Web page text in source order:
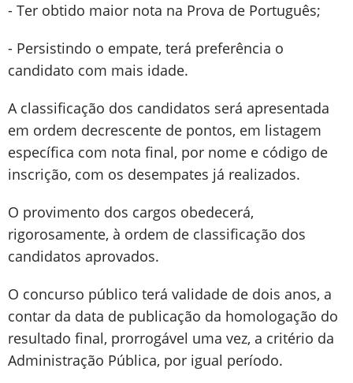
- Ter obtido maior nota na Prova de Português;
- Persistindo o empate, terá preferência o
candidato com mais idade.
A classificação dos candidatos será apresentada
em ordem decrescente de pontos, em listagem
específica com nota final, por nome e código de
inscrição, com os desempates já realizados.
O provimento dos cargos obedecerá,
rigorosamente, à ordem de classificação dos
candidatos aprovados.
O concurso público terá validade de dois anos, a
contar da data de publicação da homologação do
resultado final, prorrogável uma vez, a critério da
Administração Pública, por igual período.